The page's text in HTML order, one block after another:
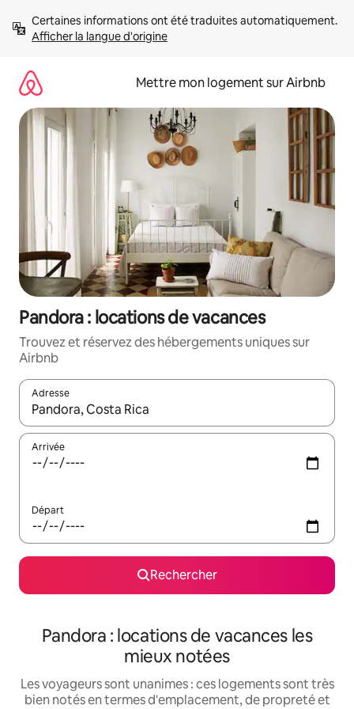
directement
Afficher la langue d'origine
Mettre mon logement sur Airbnb
Pandora : locations de vacances
Trouvez et réservez des hébergements uniques sur
Airbnb
Adresse
Lorsque les résultats s'affichent, utilisez les flèches vers le
Arrivée
Départ
Rechercher
Pandora : locations de vacances les
mieux notées
Les voyageurs sont unanimes : ces logements sont très
bien notés en termes d'emplacement, de propreté et